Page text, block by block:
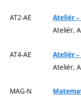
AT2-AE Ateliér
Ateliér,
AT4-AE Ateliér
Ateliér,
MAG-N